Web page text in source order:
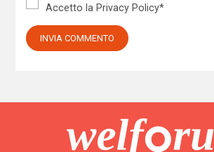
Accetto la Privacy Policy*